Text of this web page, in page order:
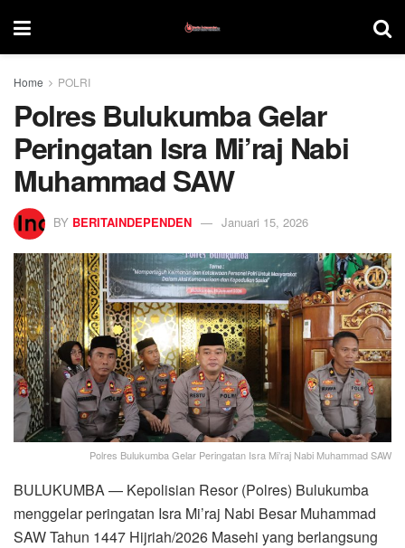
Home POLRI
Polres Bulukumba Gelar
Peringatan Isra Mi’raj Nabi
Muhammad SAW
BY BERITAINDEPENDEN Januari 15, 2026
Polres Bulukumba Gelar Peringatan Isra Mi’raj Nabi Muhammad SAW
BULUKUMBA — Kepolisian Resor (Polres) Bulukumba
menggelar peringatan Isra Mi’raj Nabi Besar Muhammad
SAW Tahun 1447 Hijriah/2026 Masehi yang berlangsung